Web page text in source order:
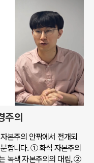
주의
본주의 안팎에서 전개되
합니다. ① 화석 자본주의
녹색 자본주의의 대립, ②